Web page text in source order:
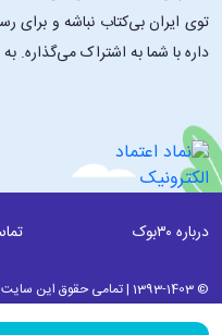
توی ایران بی‌کتاب نباشه و برای
داره با شما به اشتراک
درباره ۳۰بوک
© 1393-1403 | تمامی حقوق